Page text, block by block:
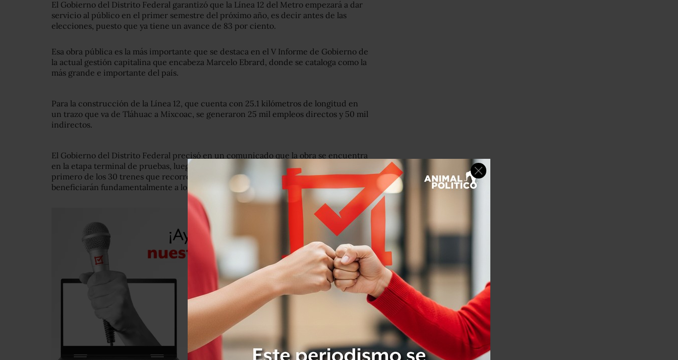
El Gobierno del Distrito Federal garantizó que la Línea 12 del Metro empezará a dar
servicio al público en el primer semestre del próximo año, es decir antes de las
elecciones, puesto que ya tiene un avance de 83 por ciento.
Esa obra pública es la más importante que se destaca en el V Informe de Gobierno de
la actual gestión capitalina que encabeza Marcelo Ebrard, donde se cataloga como la
más grande e importante del país.
Para la construcción de la Línea 12, que cuenta con 25.1 kilómetros de longitud en
un trazo que va de Tláhuac a Mixcoac, se generaron 25 mil empleos directos y 50 mil
indirectos.
El Gobierno del Distrito Federal precisó en un comunicado que la obra se encuentra
en la etapa terminal de pruebas, luego de que en agosto llegara de Europa el
primero de los 30 trenes que recorrerán en su fase inicial las 20 estaciones que
beneficiarán fundamentalmente a los habitantes de siete delegaciones políticas.